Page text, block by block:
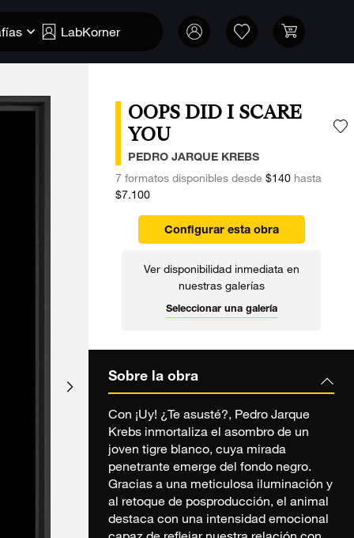
LabKorner
OOPS DID I SCARE
YOU
PEDRO JARQUE KREBS
7 formatos disponibles desde $140hasta
$7.100
Configurar esta obra
Ver disponibilidad inmediata en
nuestras galerías
Seleccionar una galería
Sobre la obra
Con ¡Uy! ¿Te asusté?, Pedro Jarque
Krebs inmortaliza el asombro de un
joven tigre blanco, cuya mirada
penetrante emerge del fondo negro.
Gracias a una meticulosa iluminación y
al retoque de posproducción, el animal
destaca con una intensidad emocional